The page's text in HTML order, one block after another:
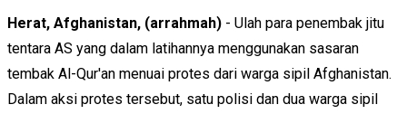
Herat, Afghanistan, (arrahmah) - Ulah para penembak jitu
tentara AS yang dalam latihannya menggunakan sasaran
tembak Al-Qur'an menuai protes dari warga sipil Afghanistan.
Dalam aksi protes tersebut, satu polisi dan dua warga sipil